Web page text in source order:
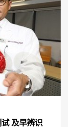
及早辨识